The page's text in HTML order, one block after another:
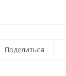
Поделиться